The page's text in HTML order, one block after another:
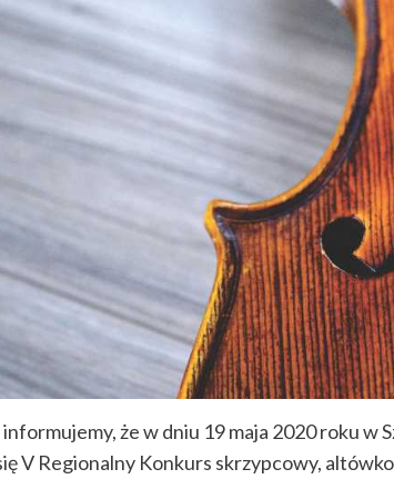
że w dniu 19 maja 2020 roku w
V Regionalny Konkurs skrzypcowy,